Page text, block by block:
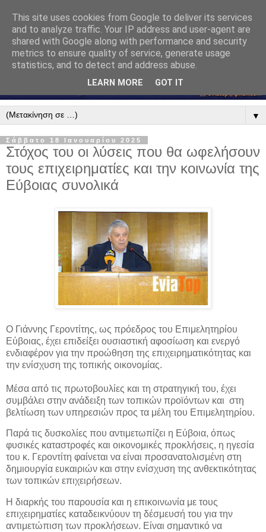
▼
Σάββατο 18 Ιανουαρίου 2025
Στόχος του οι λύσεις που θα ωφελήσουν
τους επιχειρηματίες και την κοινωνία της
Εύβοιας συνολικά
Ο Γιάννης Γεροντίτης, ως πρόεδρος του Επιμελητηρίου
Εύβοιας, έχει επιδείξει ουσιαστική αφοσίωση και ενεργό
ενδιαφέρον για την προώθηση της επιχειρηματικότητας και
την ενίσχυση της τοπικής οικονομίας.
Μέσα από τις πρωτοβουλίες και τη στρατηγική του, έχει
συμβάλει στην ανάδειξη των τοπικών προϊόντων και στη
βελτίωση των υπηρεσιών προς τα μέλη του Επιμελητηρίου.
Παρά τις δυσκολίες που αντιμετωπίζει η Εύβοια, όπως
φυσικές καταστροφές και οικονομικές προκλήσεις, η ηγεσία
του κ. Γεροντίτη φαίνεται να είναι προσανατολισμένη στη
δημιουργία ευκαιριών και στην ενίσχυση της ανθεκτικότητας
των τοπικών επιχειρήσεων.
Η διαρκής του παρουσία και η επικοινωνία με τους
επιχειρηματίες καταδεικνύουν τη δέσμευσή του για την
αντιμετώπιση των προκλήσεων. Είναι σημαντικό να
This site uses cookies from Google to deliver its services
and to analyze traffic. Your IP address and user-agent are
shared with Google along with performance and security
metrics to ensure quality of service, generate usage
statistics, and to detect and address abuse.
LEARN MORE GOT IT